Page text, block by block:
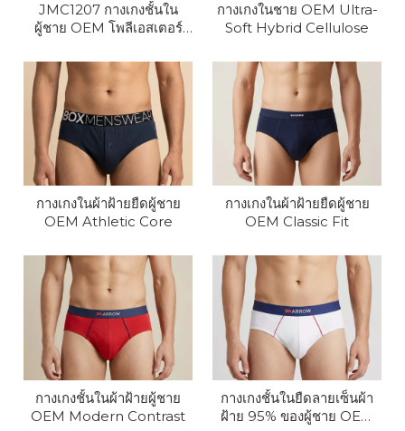
JMC1207 กางเกงชั้นใน
ผู้ชาย OEM โพลีเอสเตอร์
กางเกงในชาย OEM Ultra-
Soft Hybrid Cellulose
กางเกงในผ้าฝ้ายยืดผู้ชาย
OEM Athletic Core
กางเกงในผ้าฝ้ายยืดผู้ชาย
OEM Classic Fit
กางเกงชั้นในผ้าฝ้ายผู้ชาย
OEM Modern Contrast
กางเกงชั้นในยืดลายเซ็นผ้า
ฝ้าย 95% ของผู้ชาย OEM